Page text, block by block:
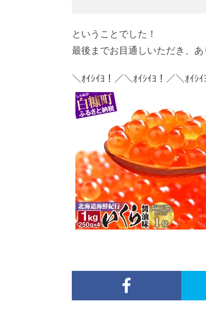
ということでした！
最後までお目通しいただき、あ
＼ｵｲｼｲﾖ！／＼ｵｲｼｲﾖ！／＼ｵｲｼ